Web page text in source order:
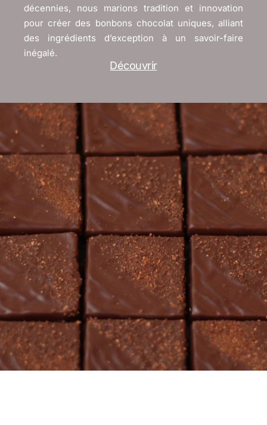
décennies, nous marions tradition et innovation
pour créer des bonbons chocolat uniques, alliant
des ingrédients d’exception à un savoir-faire
inégalé.
Découvrir